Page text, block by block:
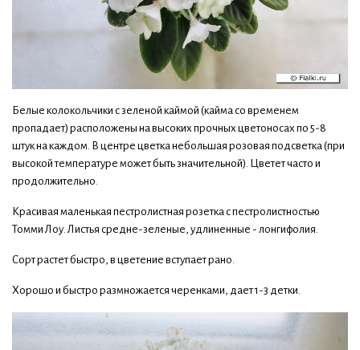
Белые колокольчики с зеленой каймой (кайма со временем
пропадает) расположены на высоких прочных цветоносах по 5-8
штук на каждом. В центре цветка небольшая розовая подсветка (при
высокой температуре может быть значительной). Цветет часто и
продолжительно.
Красивая маленькая пестролистная розетка с пестролистностью
Томми Лоу. Листья средне-зеленые, удлиненные - лонгифолия.
Сорт растет быстро, в цветение вступает рано.
Хорошо и быстро размножается черенками, дает 1-3 детки.